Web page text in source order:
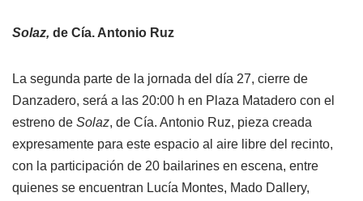
Solaz, de Cía. Antonio Ruz
La segunda parte de la jornada del día 27, cierre de
Danzadero, será a las 20:00 h en Plaza Matadero con el
estreno de Solaz, de Cía. Antonio Ruz, pieza creada
expresamente para este espacio al aire libre del recinto,
con la participación de 20 bailarines en escena, entre
quienes se encuentran Lucía Montes, Mado Dallery,